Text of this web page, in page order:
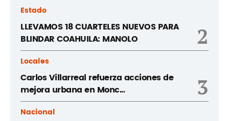
Estado
LLEVAMOS 18 CUARTELES NUEVOS PARA
BLINDAR COAHUILA: MANOLO
2
Locales
Carlos Villarreal refuerza acciones de
mejora urbana en Monc...
3
Nacional